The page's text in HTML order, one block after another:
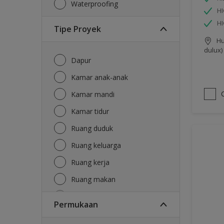
Waterproofing
Tipe Proyek
Dapur
Kamar anak-anak
Kamar mandi
Kamar tidur
Ruang duduk
Ruang keluarga
Ruang kerja
Ruang makan
Permukaan